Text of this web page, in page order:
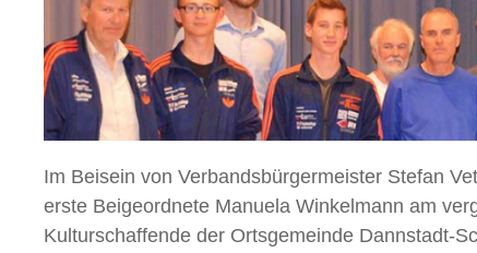
Im Beisein von Verbandsbürgermeister Stefan
erste Beigeordnete Manuela Winkelmann am
Kulturschaffende der Ortsgemeinde Dannstadt-